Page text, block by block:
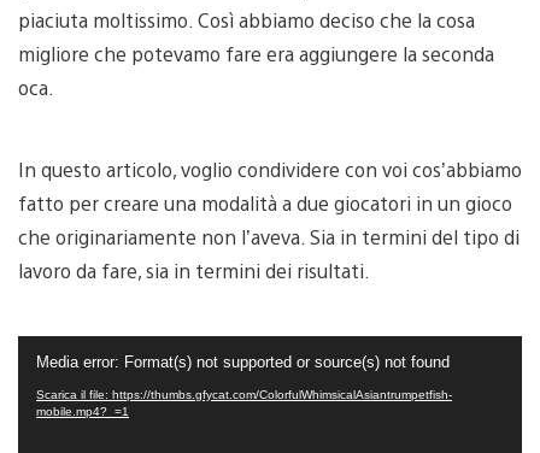
piaciuta moltissimo. Così abbiamo deciso che la cosa
migliore che potevamo fare era aggiungere la seconda
oca.
In questo articolo, voglio condividere con voi cos’abbiamo
fatto per creare una modalità a due giocatori in un gioco
che originariamente non l’aveva. Sia in termini del tipo di
lavoro da fare, sia in termini dei risultati.
Player
Media error: Format(s) not supported or source(s) not found
Scarica il file: https://thumbs.gfycat.com/ColorfulWhimsicalAsiantrumpetfish-
mobile.mp4?_=1